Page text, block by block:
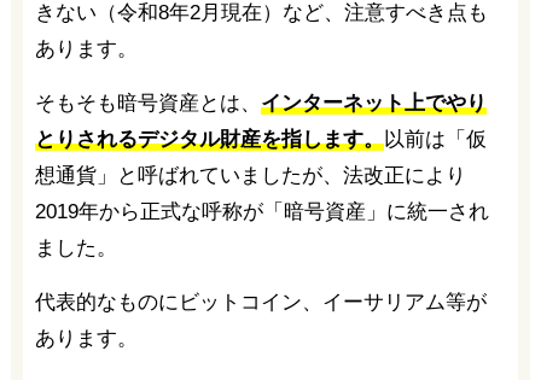
きない（令和8年2月現在）など、注意すべき点も
あります。
そもそも暗号資産とは、 インターネット上でやり
とりされるデジタル財産を指します。以前は「仮
想通貨」と呼ばれていましたが、法改正により
2019年から正式な呼称が「暗号資産」に統一され
ました。
代表的なものにビットコイン、イーサリアム等が
あります。